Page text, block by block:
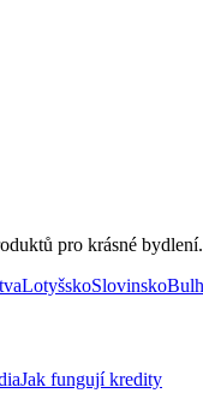
pro krásné bydlení.
LotyšskoSlovinsko
Jak fungují kredity